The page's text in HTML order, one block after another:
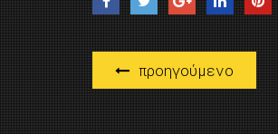
προηγούμενο